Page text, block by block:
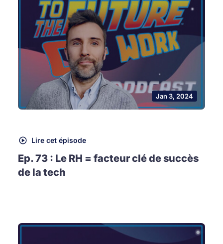
Jan 3, 2024
Lire cet épisode
Ep. 73 : Le RH = facteur clé de succès
de la tech